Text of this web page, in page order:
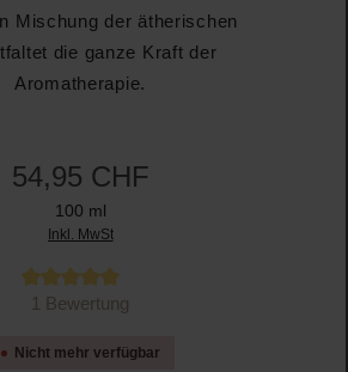
Mischung der ätherischen
die ganze Kraft der
Aromatherapie.
54,95 CHF
100 ml
Inkl. MwSt
von 5 von 5 Sternen
1 Bewertung
Nicht mehr verfügbar